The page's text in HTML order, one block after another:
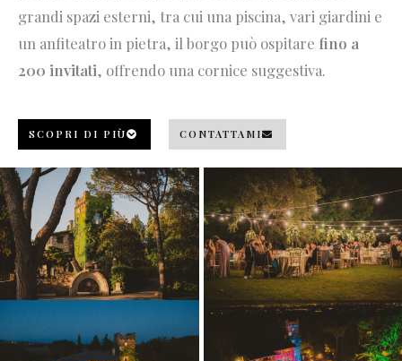
grandi spazi esterni, tra cui una piscina, vari giardini e
un anfiteatro in pietra, il borgo può ospitare fino a
200 invitati, offrendo una cornice suggestiva.
SCOPRI DI PIÙ CONTATTAMI